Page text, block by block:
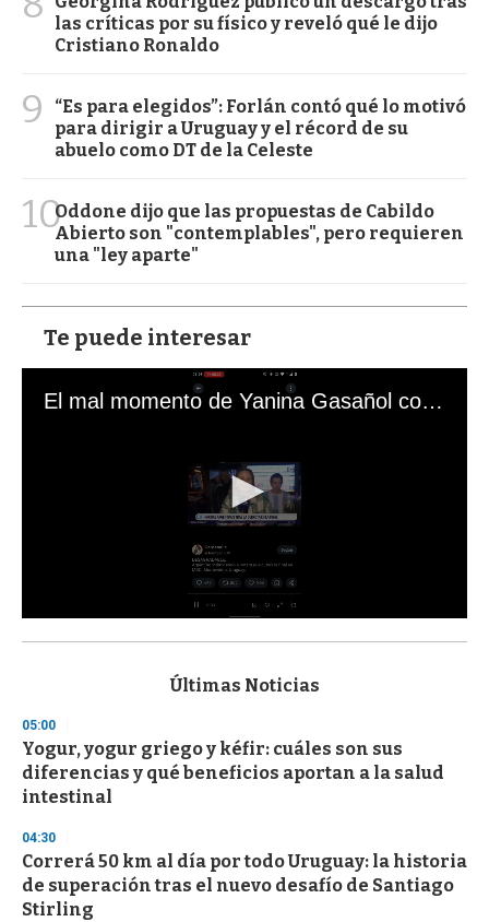
las críticas por su físico y reveló qué le dijo
Cristiano Ronaldo
9
“Es para elegidos”: Forlán contó qué lo motivó
para dirigir a Uruguay y el récord de su
abuelo como DT de la Celeste
10Oddone dijo que las propuestas de Cabildo
Abierto son "contemplables", pero requieren
una "ley aparte"
Te puede interesar
El mal momento de Yanina Gasañol con un hincha argentino en "Subrayado"
s
d
s
o
f
3
s
e
c
o
n
Últimas Noticias
05:00
Yogur, yogur griego y kéfir: cuáles son sus
diferencias y qué beneficios aportan a la salud
intestinal
04:30
Correrá 50 km al día por todo Uruguay: la historia
de superación tras el nuevo desafío de Santiago
Stirling